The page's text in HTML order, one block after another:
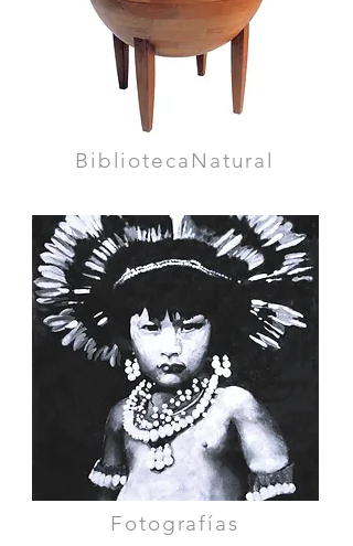
BibliotecaNatural
Fotografías